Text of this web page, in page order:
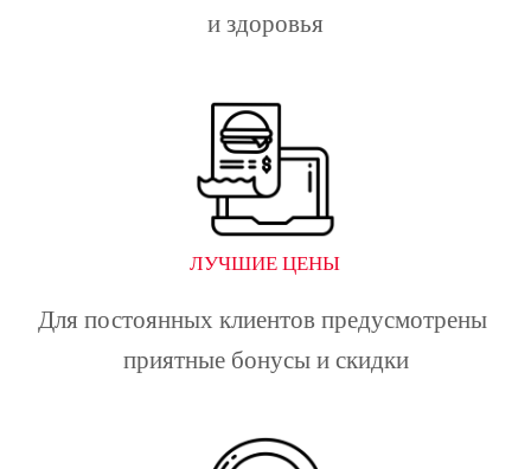
и здоровья
ЛУЧШИЕ ЦЕНЫ
Для постоянных клиентов предусмотрены
приятные бонусы и скидки